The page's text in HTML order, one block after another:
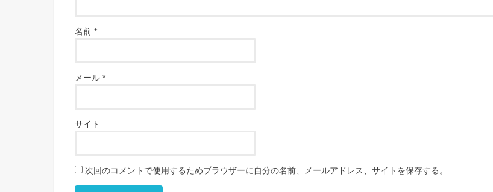
名前 *
メール *
サイト
次回のコメントで使用するためブラウザーに自分の名前、メールアドレス、サイトを保存する。